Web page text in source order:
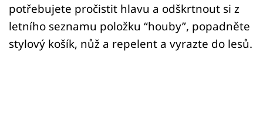
potřebujete pročistit hlavu a odškrtnout si z
letního seznamu položku “houby”, popadněte
stylový košík, nůž a repelent a vyrazte do lesů.